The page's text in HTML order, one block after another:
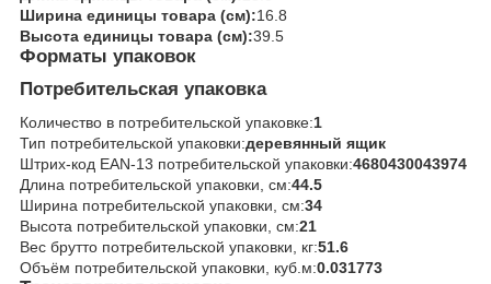
Ширина единицы товара (см):16.8
Высота единицы товара (см):39.5
Форматы упаковок
Потребительская упаковка
Количество в потребительской упаковке:1
Тип потребительской упаковки:деревянный ящик
Штрих-код EAN-13 потребительской упаковки:4680430043974
Длина потребительской упаковки, см:44.5
Ширина потребительской упаковки, см:34
Высота потребительской упаковки, см:21
Вес брутто потребительской упаковки, кг:51.6
Объём потребительской упаковки, куб.м:0.031773